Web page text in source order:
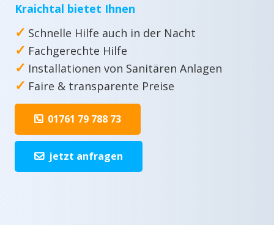
Kraichtal bietet Ihnen
✓ Schnelle Hilfe auch in der Nacht
✓ Fachgerechte Hilfe
✓ Installationen von Sanitären Anlagen
✓ Faire & transparente Preise
01761 79 788 73
jetzt anfragen